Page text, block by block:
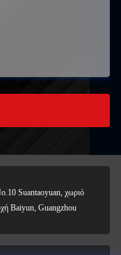
Suantaoyuan, χωριό
Baiyun, Guangzhou